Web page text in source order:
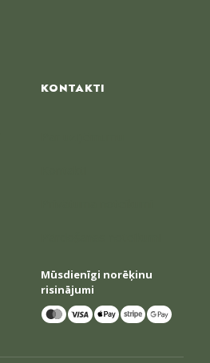
KONTAKTI
Mūsdienīgi norēķinu
risinājumi